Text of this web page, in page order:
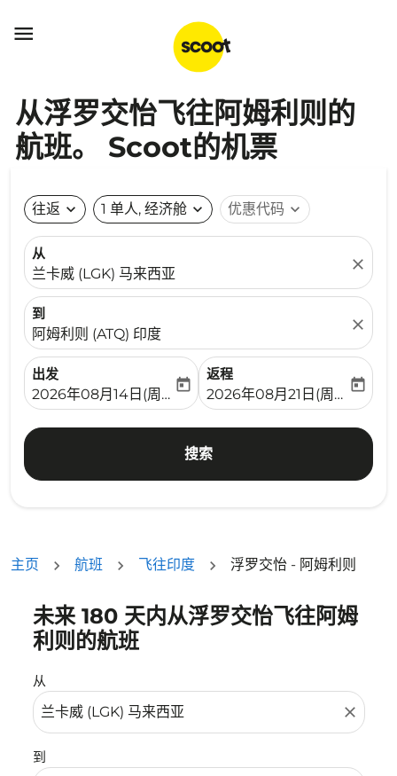

从浮罗交怡飞往阿姆利则的
航班。 Scoot的机票
往返 expand_more 1 单人, 经济舱 expand_more 优惠代码 expand_more
从
兰卡威 (LGK) 马来西亚
close
到
阿姆利则 (ATQ) 印度
close
出发
fc-booking-departure-date-aria-label
2026年08月14日(周五)
today
返程
fc-booking-return-date-
2026年08月21日(周五)
today
搜索
主页 航班 飞往印度 浮罗交怡 - 阿姆利则
未来 180 天内从浮罗交怡飞往阿姆
利则的航班
从
close
到
没有符合您的筛选条件的机票。请调整您的筛选条件。